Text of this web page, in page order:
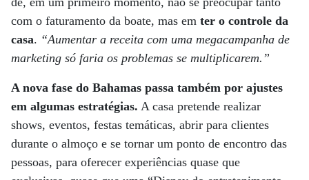
com o faturamento da boate, mas em ter o controle da
casa. “Aumentar a receita com uma megacampanha de
marketing só faria os problemas se multiplicarem.”
A nova fase do Bahamas passa também por ajustes
em algumas estratégias. A casa pretende realizar
shows, eventos, festas temáticas, abrir para clientes
durante o almoço e se tornar um ponto de encontro das
pessoas, para oferecer experiências quase que